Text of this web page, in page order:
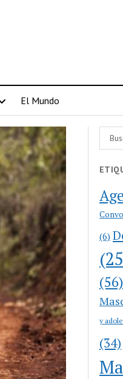
El Mundo
(6)
(56)
y
(34)